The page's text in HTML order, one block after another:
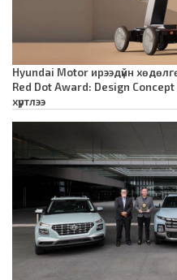
Hyundai Motor ирээдүйн
Red Dot Award: Design
хүртлээ